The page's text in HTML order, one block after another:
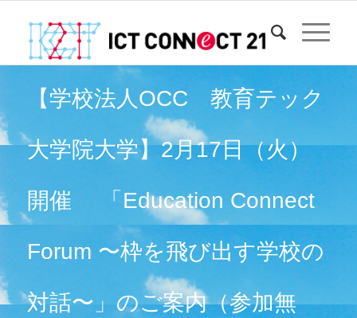
【学校法人OCC 教育テック
大学院大学】2月17日（火）
開催 「Education Connect
Forum 〜枠を飛び出す学校の
対話〜」のご案内（参加無